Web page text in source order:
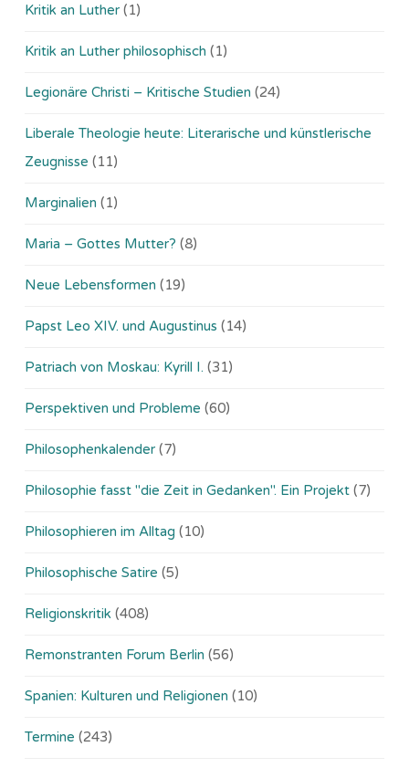
Kritik an Luther (1)
Kritik an Luther philosophisch (1)
Legionäre Christi – Kritische Studien (24)
Liberale Theologie heute: Literarische und künstlerische
Zeugnisse (11)
Marginalien (1)
Maria – Gottes Mutter? (8)
Neue Lebensformen (19)
Papst Leo XIV. und Augustinus (14)
Patriach von Moskau: Kyrill I. (31)
Perspektiven und Probleme (60)
Philosophenkalender (7)
Philosophie fasst "die Zeit in Gedanken". Ein Projekt (7)
Philosophieren im Alltag (10)
Philosophische Satire (5)
Religionskritik (408)
Remonstranten Forum Berlin (56)
Spanien: Kulturen und Religionen (10)
Termine (243)